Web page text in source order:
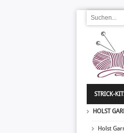
STRICK-
HOLST
Holst